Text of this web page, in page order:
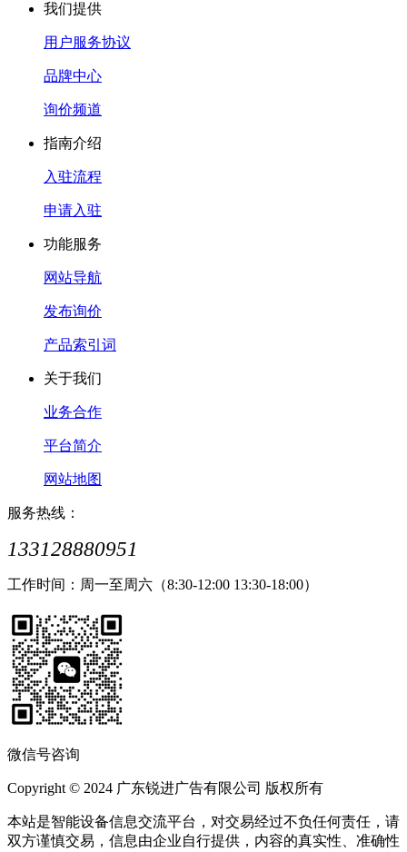
我们提供
用户服务协议
品牌中心
询价频道
指南介绍
入驻流程
申请入驻
功能服务
网站导航
发布询价
产品索引词
关于我们
业务合作
平台简介
网站地图
服务热线：
133128880951
工作时间：周一至周六（8:30-12:00 13:30-18:00）
微信号咨询
Copyright © 2024 广东锐进广告有限公司 版权所有
本站是智能设备信息交流平台，对交易经过不负任何责任，请
双方谨慎交易，信息由企业自行提供，内容的真实性、准确性